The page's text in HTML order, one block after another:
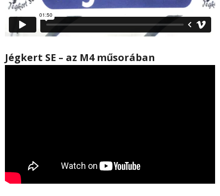
Jégkert SE – az M4 műsorában